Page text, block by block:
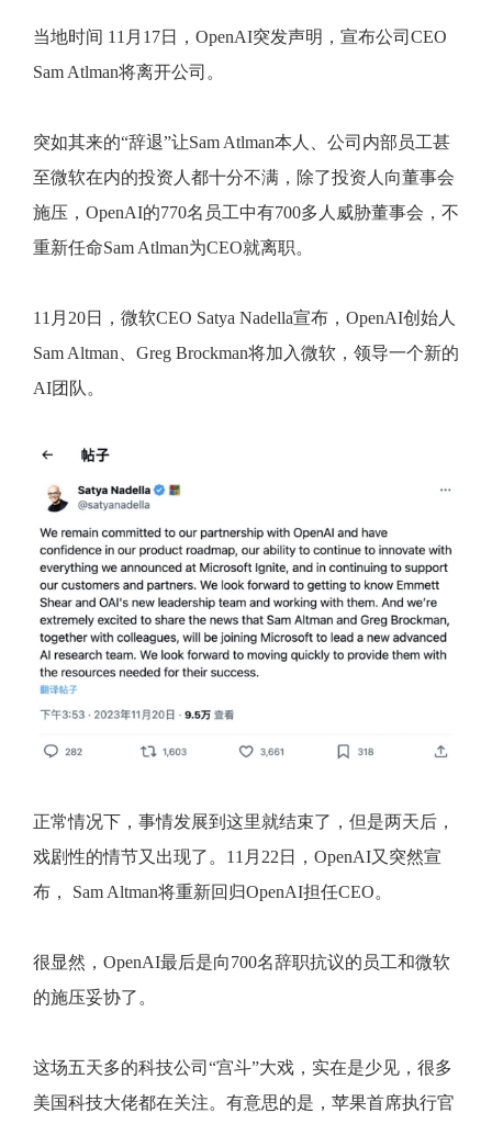
当地时间 11月17日，OpenAI突发声明，宣布公司CEO
Sam Atlman将离开公司。
突如其来的“辞退”让Sam Atlman本人、公司内部员工甚
至微软在内的投资人都十分不满，除了投资人向董事会
施压，OpenAI的770名员工中有700多人威胁董事会，不
重新任命Sam Atlman为CEO就离职。
11月20日，微软CEO Satya Nadella宣布，OpenAI创始人
Sam Altman、Greg Brockman将加入微软，领导一个新的
AI团队。
正常情况下，事情发展到这里就结束了，但是两天后，
戏剧性的情节又出现了。11月22日，OpenAI又突然宣
布， Sam Altman将重新回归OpenAI担任CEO。
很显然，OpenAI最后是向700名辞职抗议的员工和微软
的施压妥协了。
这场五天多的科技公司“宫斗”大戏，实在是少见，很多
美国科技大佬都在关注。有意思的是，苹果首席执行官